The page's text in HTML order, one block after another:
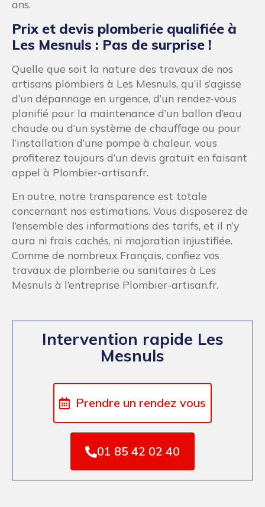
ans.
Prix et devis plomberie qualifiée à
Les Mesnuls : Pas de surprise !
Quelle que soit la nature des travaux de nos
artisans plombiers à Les Mesnuls, qu’il s’agisse
d’un dépannage en urgence, d’un rendez-vous
planifié pour la maintenance d’un ballon d’eau
chaude ou d’un système de chauffage ou pour
l’installation d’une pompe à chaleur, vous
profiterez toujours d’un devis gratuit en faisant
appel à Plombier-artisan.fr.
En outre, notre transparence est totale
concernant nos estimations. Vous disposerez de
l’ensemble des informations des tarifs, et il n’y
aura ni frais cachés, ni majoration injustifiée.
Comme de nombreux Français, confiez vos
travaux de plomberie ou sanitaires à Les
Mesnuls à l’entreprise Plombier-artisan.fr.
Intervention rapide Les
Mesnuls
Prendre un rendez vous
01 85 42 02 40